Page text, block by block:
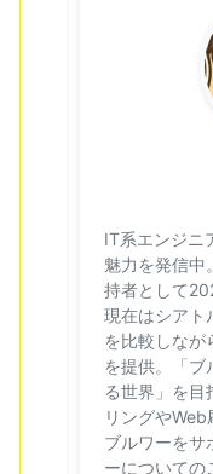
IT系エンジニ
魅力を発信中
持者として
現在はシアト
を比較しなが
を提供。「ブ
る世界」を目
リングや
ブルワーをサ
ーについての